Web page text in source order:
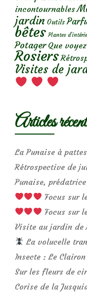
incontournables
jardin Outils
bêtes Plantes
Potager Que
Rosiers
Visites de
Articles
La Punaise à
Rétrospective de
Punaise,
Focus sur
Focus sur
Visite au jardin
La volucelle
Insecte : Le Clairon
Sur les fleurs de
Corise de la